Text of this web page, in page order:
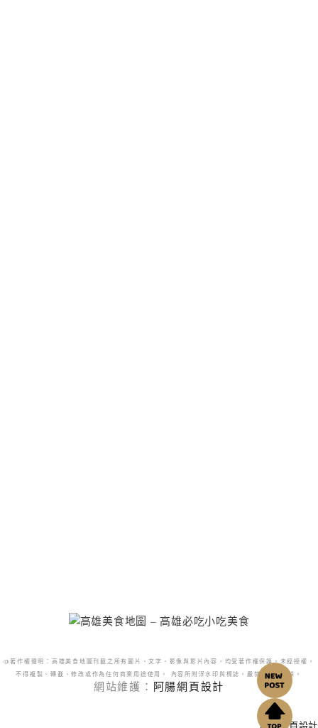
@著作權聲明：高雄美食地圖刊載之所有圖片、文字、影像與影片內容，均受著作權保護。未經授權，
不得複製、轉載、修改或作為任何商業用途使用。 內容所附浮水印與標誌，嚴禁更改或移除。
網站維護： 阿腸網頁設計